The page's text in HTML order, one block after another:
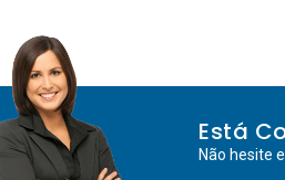
Está
Não hesite